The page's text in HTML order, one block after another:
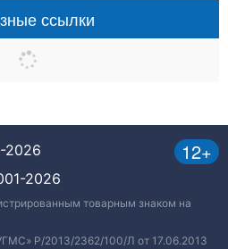
ссылки
12+
2026
2026
товарным знаком на
Р/2013/2362/100/Л от 17.06.2013